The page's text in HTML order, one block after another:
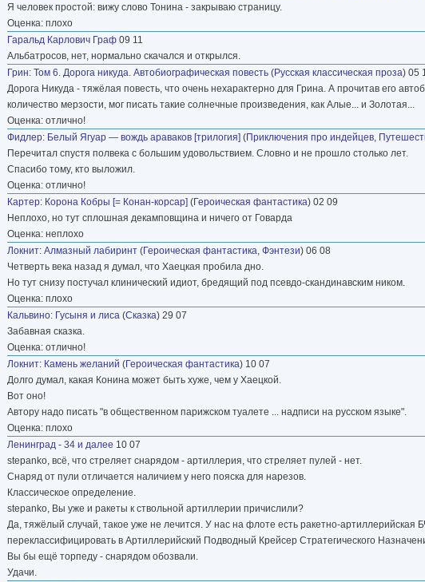
Я человек простой: вижу слово Тонина - закрываю страницу.
Оценка: плохо
Гаральд Карлович Граф 09 11
Альбатросов, нет, нормально скачался и открылся.
Грин: Том 6. Дорога никуда. Автобиографическая повесть (Русская классическая проза) 05
Дорога Никуда - тяжёлая повесть, что очень нехарактерно для Грина. А прочитав его
количество мерзости, мог писать такие солнечные произведения, как Алые... и Золотая...
Оценка: отлично!
Фидлер: Белый Ягуар — вождь араваков [трилогия] (Приключения про индейцев,
Перечитал спустя полвека с большим удовольствием. Словно и не прошло столько лет.
Спасибо тому, кто выложил.
Оценка: отлично!
Картер: Корона Кобры [= Конан-корсар] (Героическая фантастика) 02 09
Неплохо, но тут сплошная декамповщина и ничего от Говарда
Оценка: неплохо
Локнит: Алмазный лабиринт (Героическая фантастика, Фэнтези) 06 08
Четверть века назад я думал, что Хаецкая пробила дно.
Но тут снизу постучал клинический идиот, бредящий под псевдо-скандинавским ником.
Оценка: плохо
Кальвино: Гусыня и лиса (Сказка) 29 07
Забавная сказка.
Оценка: отлично!
Локнит: Камень желаний (Героическая фантастика) 10 07
Долго думал, какая Конина может быть хуже, чем у Хаецкой.
Вот оно!
Автору надо писать "в общественном парижском туалете ... надписи на русском языке".
Оценка: плохо
Ленинград - 34 и далее 10 07
stepanko, всё, что стреляет снарядом - артиллерия, что стреляет пулей - нет.
Снаряд от пули отличается наличием у него пояска для нарезов.
Классическое определение.
stepanko, Вы уже и ракеты к ствольной артиллерии причислили?
Да, тяжёлый случай, такое уже не лечится. У нас на флоте есть ракетно-
переклассифицировать в Артиллерийский Подводный Крейсер Стратегического
Вы бы ещё торпеду - снарядом обозвали.
Удачи.